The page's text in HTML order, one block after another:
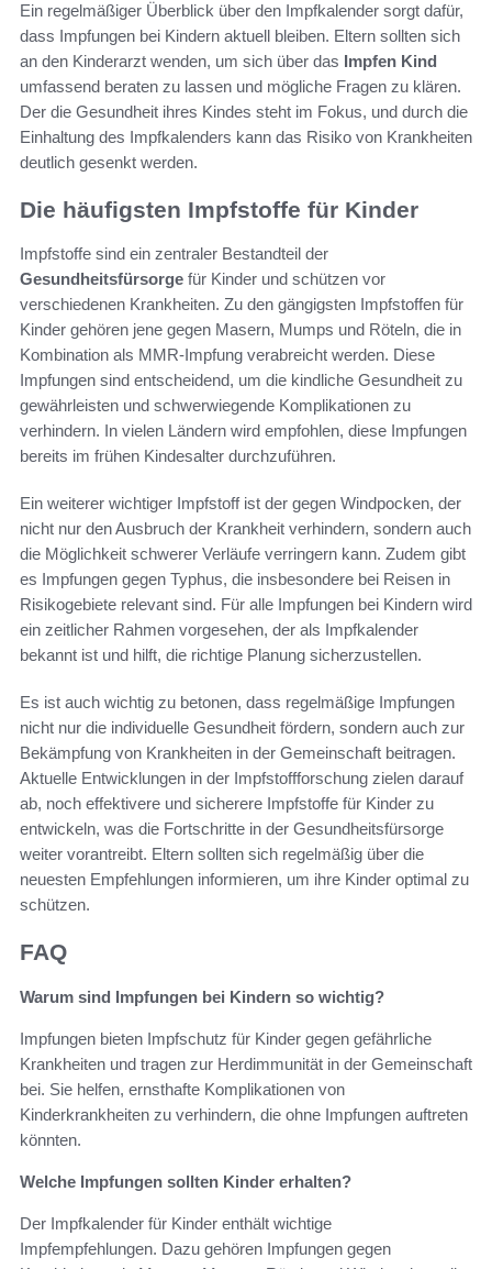
Ein regelmäßiger Überblick über den Impfkalender sorgt dafür,
dass Impfungen bei Kindern aktuell bleiben. Eltern sollten sich
an den Kinderarzt wenden, um sich über das Impfen Kind
umfassend beraten zu lassen und mögliche Fragen zu klären.
Der die Gesundheit ihres Kindes steht im Fokus, und durch die
Einhaltung des Impfkalenders kann das Risiko von Krankheiten
deutlich gesenkt werden.
Die häufigsten Impfstoffe für Kinder
Impfstoffe sind ein zentraler Bestandteil der
Gesundheitsfürsorge für Kinder und schützen vor
verschiedenen Krankheiten. Zu den gängigsten Impfstoffen für
Kinder gehören jene gegen Masern, Mumps und Röteln, die in
Kombination als MMR-Impfung verabreicht werden. Diese
Impfungen sind entscheidend, um die kindliche Gesundheit zu
gewährleisten und schwerwiegende Komplikationen zu
verhindern. In vielen Ländern wird empfohlen, diese Impfungen
bereits im frühen Kindesalter durchzuführen.
Ein weiterer wichtiger Impfstoff ist der gegen Windpocken, der
nicht nur den Ausbruch der Krankheit verhindern, sondern auch
die Möglichkeit schwerer Verläufe verringern kann. Zudem gibt
es Impfungen gegen Typhus, die insbesondere bei Reisen in
Risikogebiete relevant sind. Für alle Impfungen bei Kindern wird
ein zeitlicher Rahmen vorgesehen, der als Impfkalender
bekannt ist und hilft, die richtige Planung sicherzustellen.
Es ist auch wichtig zu betonen, dass regelmäßige Impfungen
nicht nur die individuelle Gesundheit fördern, sondern auch zur
Bekämpfung von Krankheiten in der Gemeinschaft beitragen.
Aktuelle Entwicklungen in der Impfstoffforschung zielen darauf
ab, noch effektivere und sicherere Impfstoffe für Kinder zu
entwickeln, was die Fortschritte in der Gesundheitsfürsorge
weiter vorantreibt. Eltern sollten sich regelmäßig über die
neuesten Empfehlungen informieren, um ihre Kinder optimal zu
schützen.
FAQ
Warum sind Impfungen bei Kindern so wichtig?
Impfungen bieten Impfschutz für Kinder gegen gefährliche
Krankheiten und tragen zur Herdimmunität in der Gemeinschaft
bei. Sie helfen, ernsthafte Komplikationen von
Kinderkrankheiten zu verhindern, die ohne Impfungen auftreten
könnten.
Welche Impfungen sollten Kinder erhalten?
Der Impfkalender für Kinder enthält wichtige
Impfempfehlungen. Dazu gehören Impfungen gegen